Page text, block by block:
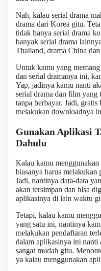
Nah, kalau serial drama
drama dari Korea gitu.
tidak hanya serial drama
banyak serial drama
Thailand, drama China
Untuk kamu yang
dan serial dramanya ini,
Yap, jadinya kamu nanti
serial drama dan film yang
tanpa berbayar. Jadi,
melakukan downloadnya
Gunakan Aplikasi
Dahulu
Kalau kamu
biasanya harus melakukan
Jadi, nantinya data-data
akan tersimpan dan bisa
aplikasinya di lain waktu
Tetapi, kalau kamu
yang satu ini, nantinya
melakukan pendaftaran
dalam aplikasinya ini nanti
sangat mudah gitu.
ya kalau menggunakan